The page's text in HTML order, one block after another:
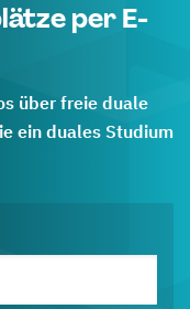
per E-
über freie duale
ein duales Studium